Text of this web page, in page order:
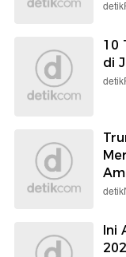
10
di
Ini